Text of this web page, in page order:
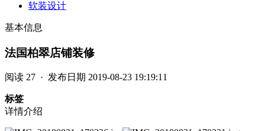
软装设计
基本信息
法国柏翠店铺装修
阅读 27 · 发布日期 2019-08-23 19:19:11
标签
详情介绍